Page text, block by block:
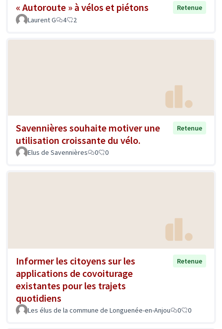
« Autoroute » à vélos et piétons
Retenue
Laurent G
4 2
Savennières souhaite motiver une
utilisation croissante du vélo.
Retenue
Elus de Savennières 0 0
Informer les citoyens sur les
applications de covoiturage
existantes pour les trajets
quotidiens
Retenue
Les élus de la commune de Longuenée-en-Anjou 0 0